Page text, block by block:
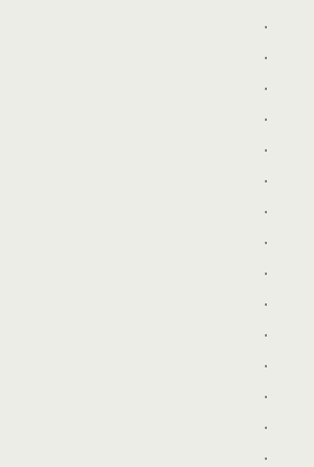
.
.
.
.
.
.
.
.
.
.
.
.
.
.
.